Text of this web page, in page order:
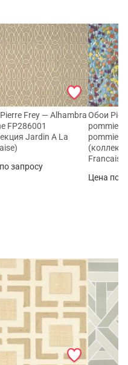
Frey — Alhambra
FP286001
Jardin A La
запросу
Обои
pommiers
pommiers
Francaise)
Цена по